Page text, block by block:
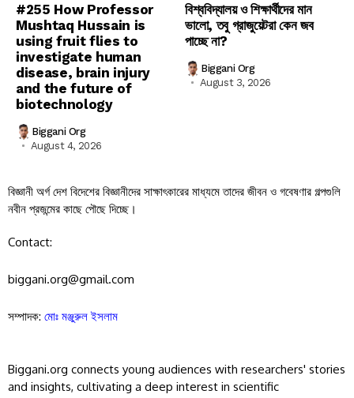
#255 How Professor
Mushtaq Hussain is
using fruit flies to
investigate human
disease, brain injury
and the future of
biotechnology
Biggani Org
August 4, 2026
বিশ্ববিদ্যালয় ও শিক্ষার্থীদের মান
ভালো, তবু গ্রাজুয়েটরা কেন জব
পাচ্ছে না?
Biggani Org
August 3, 2026
বিজ্ঞানী অর্গ দেশ বিদেশের বিজ্ঞানীদের সাক্ষাৎকারের মাধ্যমে তাদের জীবন ও গবেষণার গল্পগুলি
নবীন প্রজন্মের কাছে পৌছে দিচ্ছে।
Contact:
biggani.org@gmail.com
সম্পাদক: মোঃ মঞ্জুরুল ইসলাম
Biggani.org connects young audiences with researchers' stories
and insights, cultivating a deep interest in scientific